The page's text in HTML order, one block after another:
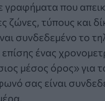
γραφήματα που
ζώνες, τύπους και
συνδεδεμένο το
ένας
μέσος όρος» για
σας είναι